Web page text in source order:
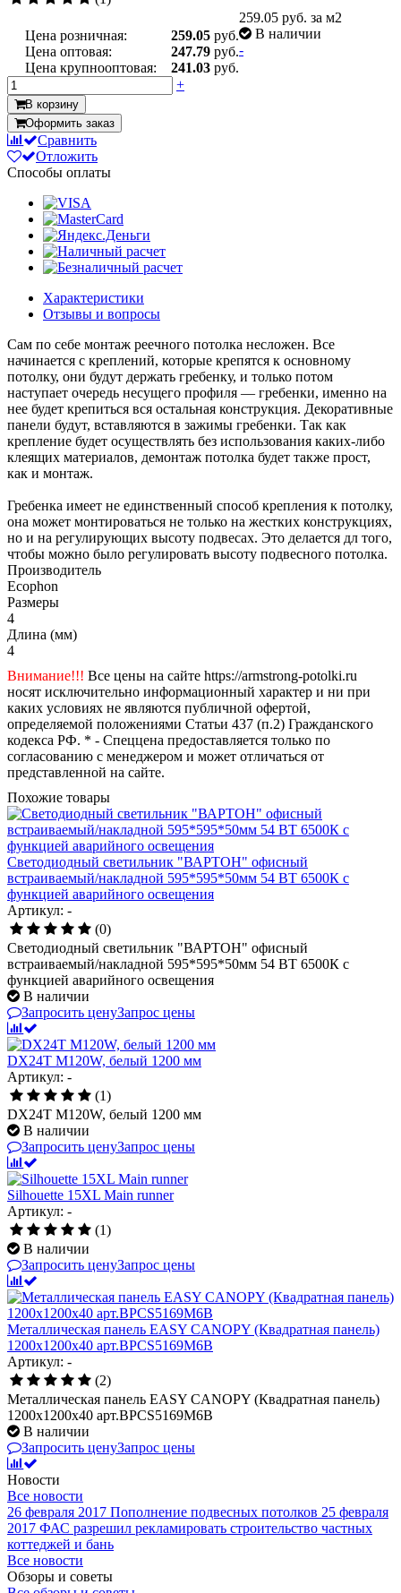
Цена розничная: 259.05 руб.
Цена оптовая:
247.79 руб.
Цена крупнооптовая:
241.03 руб.
259.05 руб. за м2
В наличии
-
+
В корзину
Оформить заказ
Сравнить
Отложить
Способы оплаты
Характеристики
Отзывы и вопросы
Сам по себе монтаж реечного потолка несложен. Все
начинается с креплений, которые крепятся к основному
потолку, они будут держать гребенку, и только потом
наступает очередь несущего профиля — гребенки, именно на
нее будет крепиться вся остальная конструкция. Декоративные
панели будут, вставляются в зажимы гребенки. Так как
крепление будет осуществлять без использования каких-либо
клеящих материалов, демонтаж потолка будет также прост,
как и монтаж.
Гребенка имеет не единственный способ крепления к потолку,
она может монтироваться не только на жестких конструкциях,
но и на регулирующих высоту подвесах. Это делается дл того,
чтобы можно было регулировать высоту подвесного потолка.
Производитель
Ecophon
Размеры
4
Длина (мм)
4
Внимание!!! Все цены на сайте https://armstrong-potolki.ru
носят исключительно информационный характер и ни при
каких условиях не являются публичной офертой,
определяемой положениями Статьи 437 (п.2) Гражданского
кодекса РФ. * - Спеццена предоставляется только по
согласованию с менеджером и может отличаться от
представленной на сайте.
Похожие товары
Светодиодный светильник "ВАРТОН" офисный
встраиваемый/накладной 595*595*50мм 54 ВТ 6500К с
функцией аварийного освещения
Артикул: -
(0)
Светодиодный светильник "ВАРТОН" офисный
встраиваемый/накладной 595*595*50мм 54 ВТ 6500К с
функцией аварийного освещения
В наличии
Запросить ценуЗапрос цены
DX24T M120W, белый 1200 мм
Артикул: -
(1)
DX24T M120W, белый 1200 мм
В наличии
Запросить ценуЗапрос цены
Silhouette 15XL Main runner
Артикул: -
(1)
В наличии
Запросить ценуЗапрос цены
Металлическая панель EASY CANOPY (Квадратная панель)
1200x1200x40 арт.BPCS5169M6B
Артикул: -
(2)
Металлическая панель EASY CANOPY (Квадратная панель)
1200x1200x40 арт.BPCS5169M6B
В наличии
Запросить ценуЗапрос цены
Новости
Все новости
26 февраля 2017 Пополнение подвесных потолков 25 февраля
2017 ФАС разрешил рекламировать строительство частных
коттеджей и бань
Все новости
Обзоры и советы